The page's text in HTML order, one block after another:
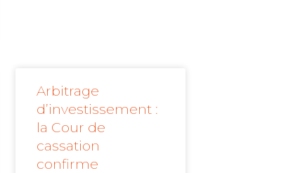
Arbitrage
d’investissement :
la Cour de
cassation
confirme